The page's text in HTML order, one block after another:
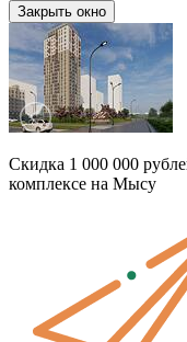
Закрыть окно
Скидка 1 000 000
комплексе на Мысу